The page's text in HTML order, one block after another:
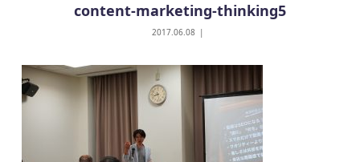
content-marketing-thinking5
2017.06.08